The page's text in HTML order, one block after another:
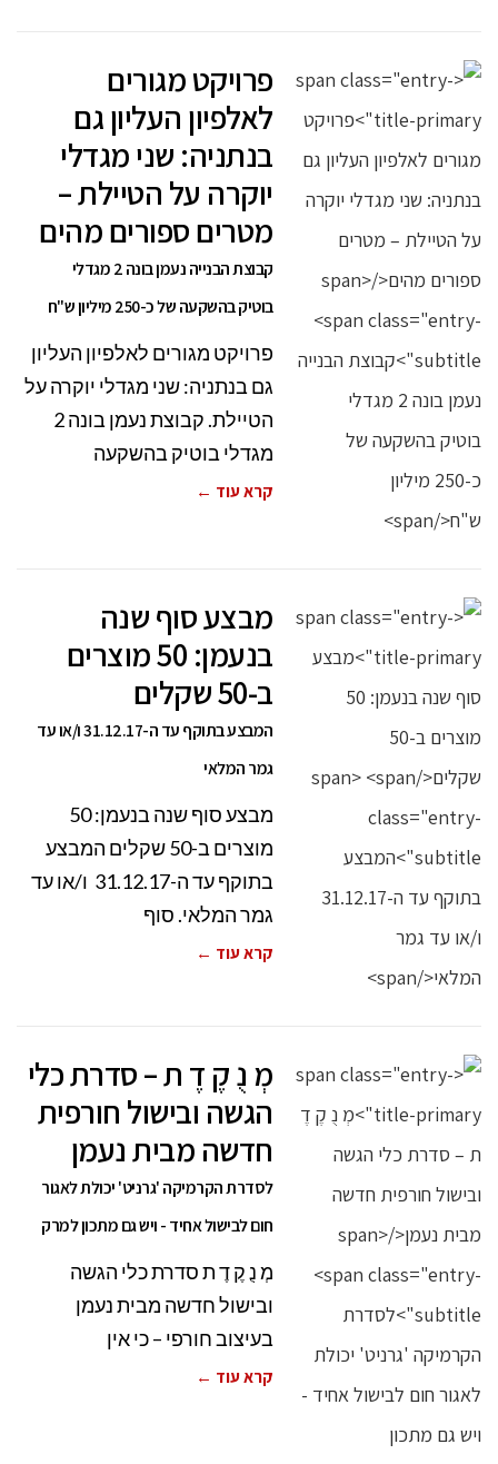
פרויקט מגורים
לאלפיון העליון גם
בנתניה: שני מגדלי
יוקרה על הטיילת –
מטרים ספורים מהים
קבוצת הבנייה נעמן בונה 2 מגדלי
בוטיק בהשקעה של כ-250 מיליון ש"ח
פרויקט מגורים לאלפיון העליון
גם בנתניה: שני מגדלי יוקרה על
הטיילת. קבוצת נעמן בונה 2
מגדלי בוטיק בהשקעה
קרא עוד ←
מבצע סוף שנה
בנעמן: 50 מוצרים
ב-50 שקלים
המבצע בתוקף עד ה-31.12.17 ו/או עד
גמר המלאי
מבצע סוף שנה בנעמן: 50
מוצרים ב-50 שקלים המבצע
בתוקף עד ה-31.12.17 ו/או עד
גמר המלאי. סוף
קרא עוד ←
מְ נֻ קֶ דֶ ת – סדרת כלי
הגשה ובישול חורפית
חדשה מבית נעמן
לסדרת הקרמיקה 'גרניט' יכולת לאגור
חום לבישול אחיד - ויש גם מתכון למרק
מְ נֻ קֶ דֶ ת סדרת כלי הגשה
ובישול חדשה מבית נעמן
בעיצוב חורפי – כי אין
קרא עוד ←